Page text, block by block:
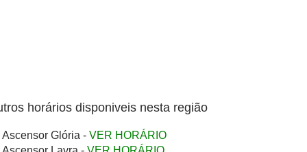
horários disponiveis nesta região
Ascensor Glória - VER HORÁRIO